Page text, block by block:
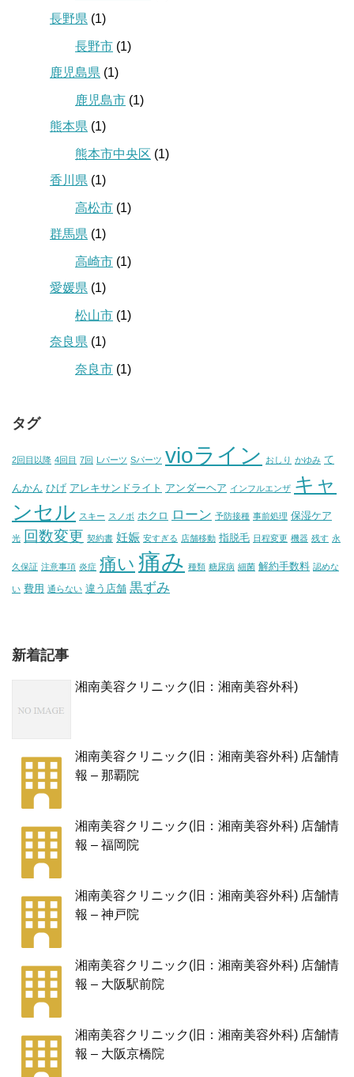
長野県 (1)
長野市 (1)
鹿児島県 (1)
鹿児島市 (1)
熊本県 (1)
熊本市中央区 (1)
香川県 (1)
高松市 (1)
群馬県 (1)
高崎市 (1)
愛媛県 (1)
松山市 (1)
奈良県 (1)
奈良市 (1)
タグ
2回目以降 4回目 7回 Lパーツ Sパーツ vioライン おしり かゆみ て
んかん ひげ アレキサンドライト アンダーヘア インフルエンザ キャ
ンセル スキー スノボ ホクロ ローン 予防接種 事前処理 保湿ケア
光 回数変更 契約書 妊娠 安すぎる 店舗移動 指脱毛 日程変更 機器 残す 永
久保証 注意事項 炎症 痛い 痛み 種類 糖尿病 細菌 解約手数料 認めな
い 費用 通らない 違う店舗 黒ずみ
新着記事
湘南美容クリニック(旧：湘南美容外科)
湘南美容クリニック(旧：湘南美容外科) 店舗情
報 – 那覇院
湘南美容クリニック(旧：湘南美容外科) 店舗情
報 – 福岡院
湘南美容クリニック(旧：湘南美容外科) 店舗情
報 – 神戸院
湘南美容クリニック(旧：湘南美容外科) 店舗情
報 – 大阪駅前院
湘南美容クリニック(旧：湘南美容外科) 店舗情
報 – 大阪京橋院